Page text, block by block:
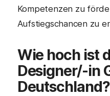
Kompetenzen zu
Aufstiegschancen zu
Wie hoch ist
Designer/-in
Deutschland?